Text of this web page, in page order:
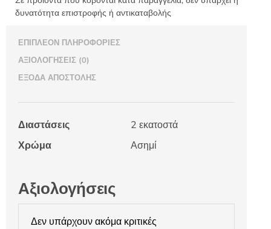
δυνατότητα επιστροφής ή αντικαταβολής
ΕΠΙΠΛΈΟΝ ΠΛΗΡΟΦΟΡΊΕΣ
ΑΞΙΟΛΟΓΉΣΕΙΣ (0)
ΈΞΟΔΑ ΑΠΟΣΤΟΛΉΣ
Διαστάσεις
2 εκατοστά
Χρώμα
Ασημί
Αξιολογήσεις
Δεν υπάρχουν ακόμα κριτικές